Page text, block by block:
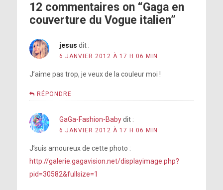
12 commentaires on “Gaga en
couverture du Vogue italien”
jesus dit :
6 JANVIER 2012 À 17 H 06 MIN
J’aime pas trop, je veux de la couleur moi !
RÉPONDRE
GaGa-Fashion-Baby dit :
6 JANVIER 2012 À 17 H 06 MIN
J’suis amoureux de cette photo :
http://galerie.gagavision.net/displayimage.php?
pid=30582&fullsize=1